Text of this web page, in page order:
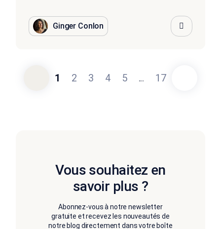
Ginger Conlon
1 2 3 4 5 ... 17
Vous souhaitez en
savoir plus ?
Abonnez-vous à notre newsletter
gratuite et recevez les nouveautés de
notre blog directement dans votre boîte